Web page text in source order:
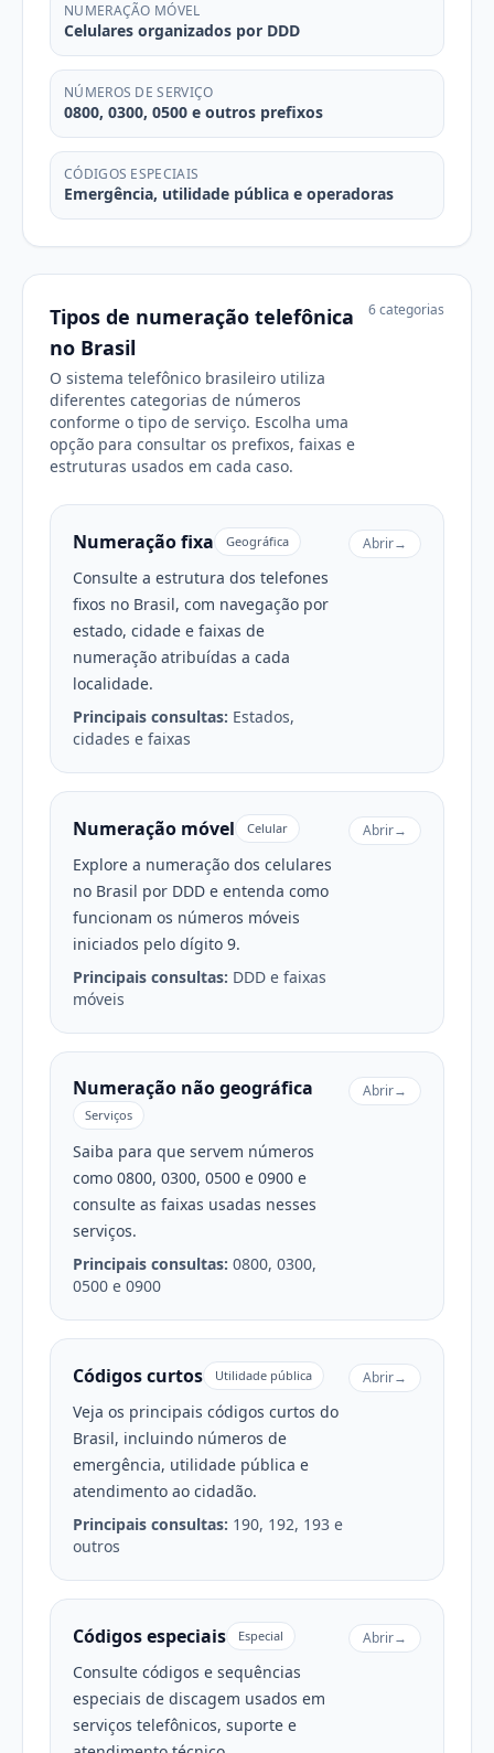
NUMERAÇÃO MÓVEL
Celulares organizados por DDD
NÚMEROS DE SERVIÇO
0800, 0300, 0500 e outros prefixos
CÓDIGOS ESPECIAIS
Emergência, utilidade pública e operadoras
Tipos de numeração telefônica
no Brasil
O sistema telefônico brasileiro utiliza
diferentes categorias de números
conforme o tipo de serviço. Escolha uma
opção para consultar os prefixos, faixas e
estruturas usados em cada caso.
6 categorias
Numeração fixa Geográfica
Consulte a estrutura dos telefones
fixos no Brasil, com navegação por
estado, cidade e faixas de
numeração atribuídas a cada
localidade.
Principais consultas: Estados,
cidades e faixas
Abrir→
Numeração móvel Celular
Explore a numeração dos celulares
no Brasil por DDD e entenda como
funcionam os números móveis
iniciados pelo dígito 9.
Principais consultas: DDD e faixas
móveis
Abrir→
Numeração não geográfica
Serviços
Saiba para que servem números
como 0800, 0300, 0500 e 0900 e
consulte as faixas usadas nesses
serviços.
Principais consultas: 0800, 0300,
0500 e 0900
Abrir→
Códigos curtos Utilidade pública
Veja os principais códigos curtos do
Brasil, incluindo números de
emergência, utilidade pública e
atendimento ao cidadão.
Principais consultas: 190, 192, 193 e
outros
Abrir→
Códigos especiais Especial
Consulte códigos e sequências
especiais de discagem usados em
serviços telefônicos, suporte e
Abrir→